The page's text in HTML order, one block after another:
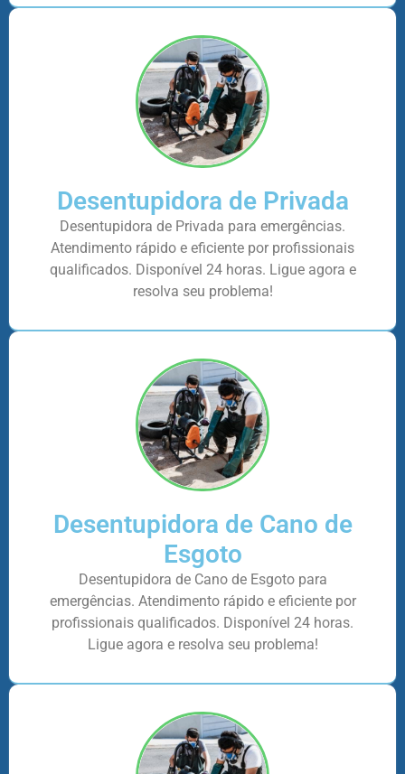
Desentupidora de Privada
Desentupidora de Privada para emergências.
Atendimento rápido e eficiente por profissionais
qualificados. Disponível 24 horas. Ligue agora e
resolva seu problema!
Desentupidora de Cano de
Esgoto
Desentupidora de Cano de Esgoto para
emergências. Atendimento rápido e eficiente por
profissionais qualificados. Disponível 24 horas.
Ligue agora e resolva seu problema!